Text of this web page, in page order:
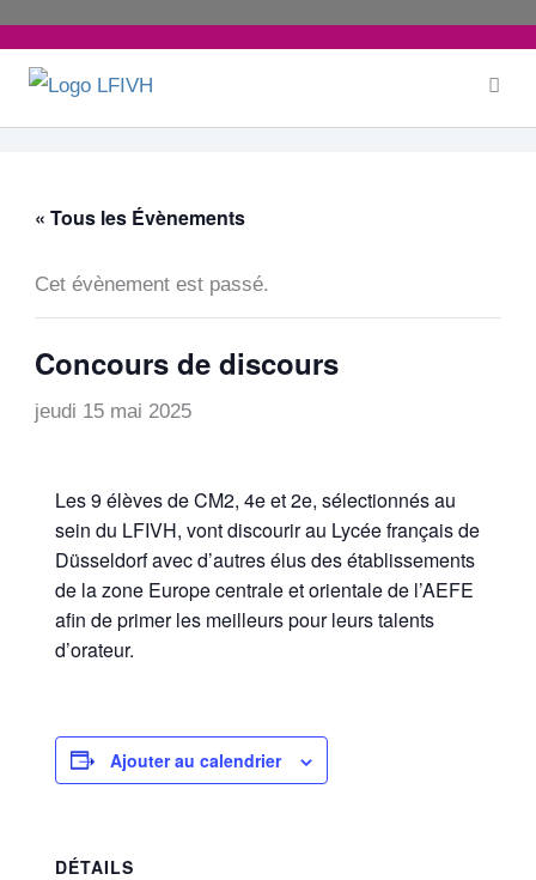
au
contenu
« Tous les Évènements
Cet évènement est passé.
Concours de discours
jeudi 15 mai 2025
Les 9 élèves de CM2, 4e et 2e, sélectionnés au
sein du LFIVH, vont discourir au Lycée français de
Düsseldorf avec d’autres élus des établissements
de la zone Europe centrale et orientale de l’AEFE
afin de primer les meilleurs pour leurs talents
d’orateur.
Ajouter au calendrier
DÉTAILS